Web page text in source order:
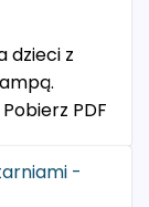
dzieci z
PDF